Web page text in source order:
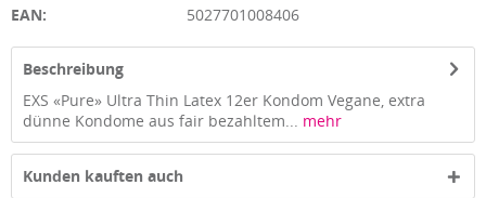
EAN:
5027701008406
Beschreibung
EXS «Pure» Ultra Thin Latex 12er Kondom Vegane, extra
dünne Kondome aus fair bezahltem... mehr
Kunden kauften auch